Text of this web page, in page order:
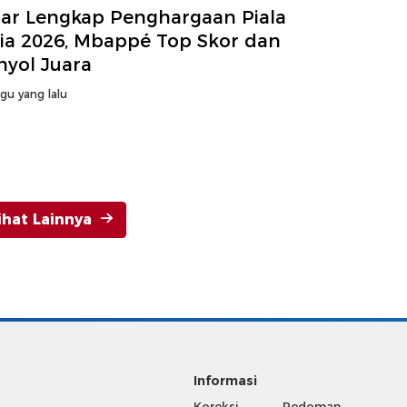
Lengkap Penghargaan Piala
2026, Mbappé Top Skor dan
Juara
yang lalu
Lainnya
Informasi